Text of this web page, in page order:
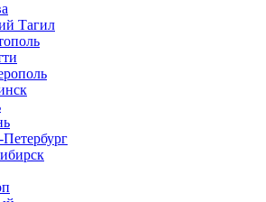
Тагил